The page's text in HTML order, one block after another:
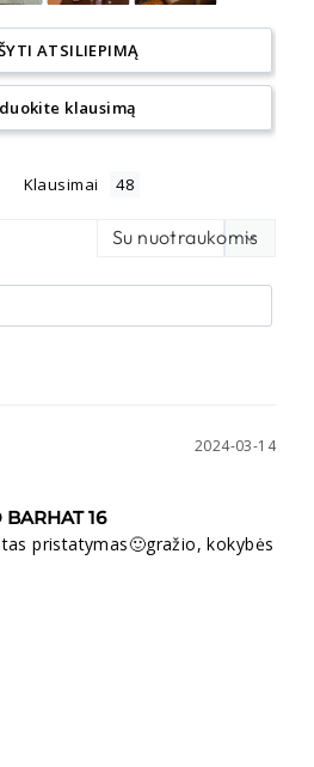
ATSILIEPIMĄ
klausimą
Klausimai
2024-03-14
BARHAT 16
pristatymas🙂gražio, kokybės